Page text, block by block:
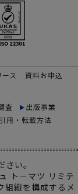
ス
資料お申込
査
出版事業
用・転載方法
さい。
トーマツ リミテ
組織を構成するメ